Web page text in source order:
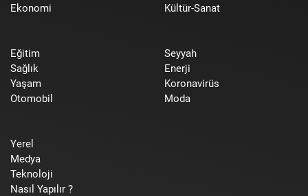
Ekonomi
Kültür-Sanat
Eğitim
Sağlık
Yaşam
Otomobil
Seyyah
Enerji
Koronavirüs
Moda
Yerel
Medya
Teknoloji
Nasıl Yapılır ?